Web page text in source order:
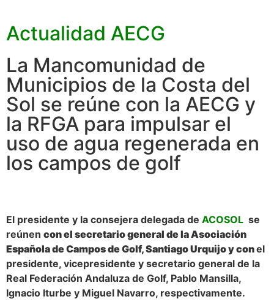
Actualidad AECG
La Mancomunidad de
Municipios de la Costa del
Sol se reúne con la AECG y
la RFGA para impulsar el
uso de agua regenerada en
los campos de golf
El presidente y la consejera delegada de ACOSOL se
reúnen con el secretario general de la Asociación
Española de Campos de Golf, Santiago Urquijo y conel
presidente, vicepresidente y secretario general de la
Real Federación Andaluza de Golf, Pablo Mansilla,
Ignacio Iturbe y Miguel Navarro, respectivamente.